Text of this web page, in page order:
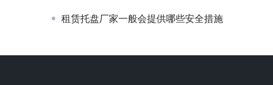
租赁托盘厂家一般会提供哪些安全措施